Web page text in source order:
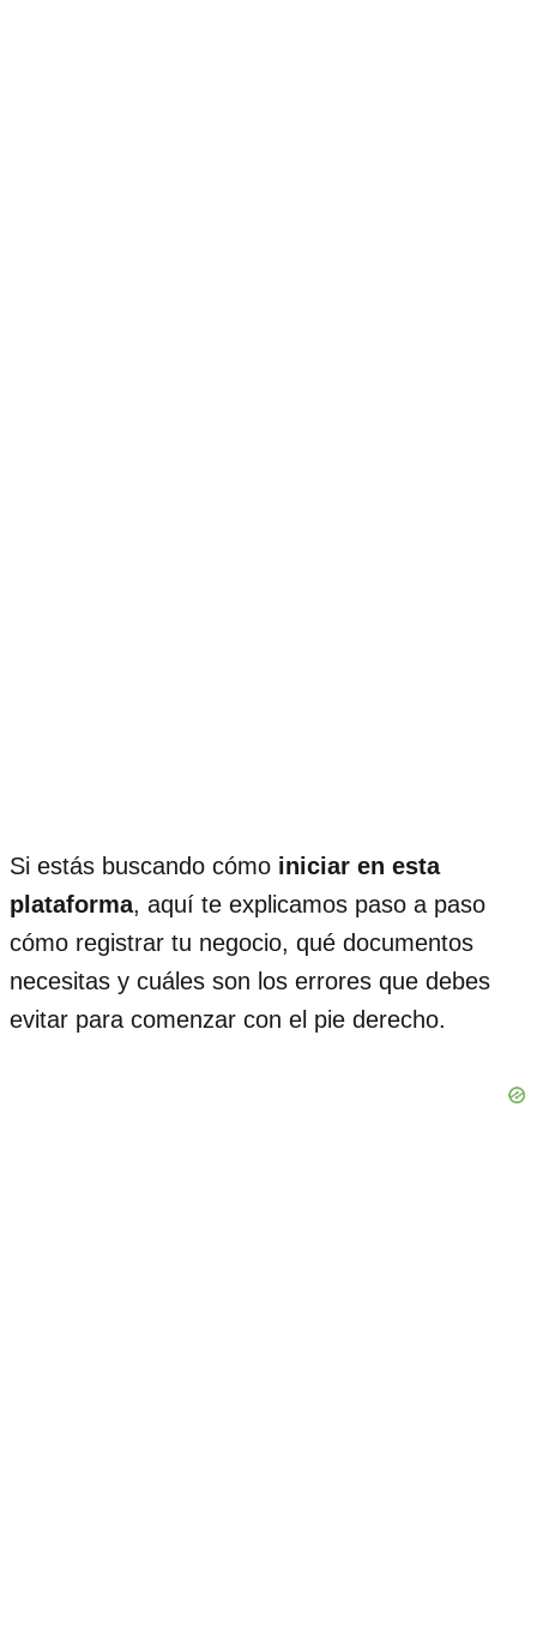
Si estás buscando cómo iniciar en esta
plataforma, aquí te explicamos paso a paso
cómo registrar tu negocio, qué documentos
necesitas y cuáles son los errores que debes
evitar para comenzar con el pie derecho.